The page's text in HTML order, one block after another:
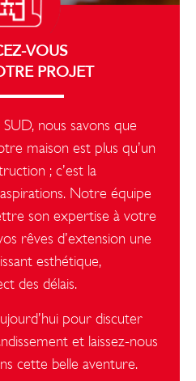
VOUS
PROJET
nous savons que
maison est plus qu’un
; c’est la
Notre équipe
son expertise à votre
rêves d’extension une
esthétique,
des délais.
pour discuter
et laissez-nous
cette belle aventure.